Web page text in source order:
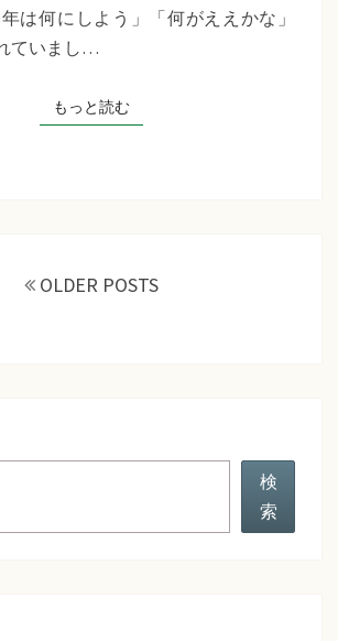
行
は何にしよう」「何がええかな」
ていまし…
もっと読むもっと読む
OLDER POSTS
検
索